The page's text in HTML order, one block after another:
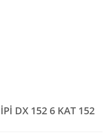
DX 152 6 KAT 152